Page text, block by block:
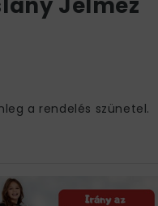
a rendelés szünetel.